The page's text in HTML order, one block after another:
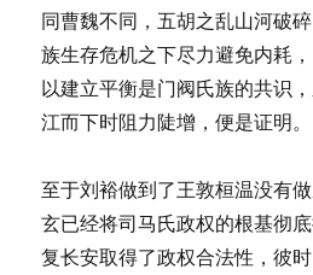
同曹魏不同，五胡之乱山河破
族生存危机之下尽力避免内耗
以建立平衡是门阀氏族的共识
江而下时阻力陡增，便是证明。
至于刘裕做到了王敦桓温没有
玄已经将司马氏政权的根基彻
复长安取得了政权合法性，彼